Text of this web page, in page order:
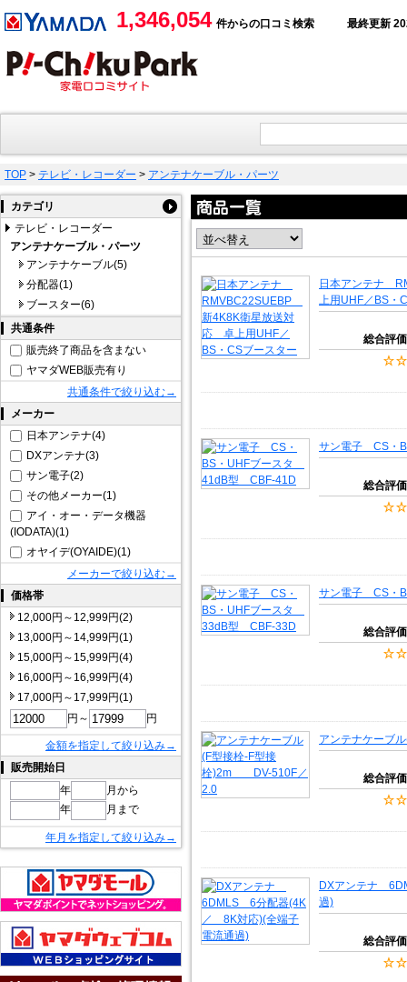
1,346,054 件からの口コミ検索 最終更新
TOP > テレビ・レコーダー > アンテナケーブル・パーツ
カテゴリ
テレビ・レコーダー
アンテナケーブル・パーツ
アンテナケーブル(5)
分配器(1)
ブースター(6)
共通条件
販売終了商品を含まない
ヤマダWEB販売有り
共通条件で絞り込む→
メーカー
日本アンテナ(4)
DXアンテナ(3)
サン電子(2)
その他メーカー(1)
アイ・オー・データ機器
(IODATA)(1)
オヤイデ(OYAIDE)(1)
メーカーで絞り込む→
価格帯
12,000円～12,999円(2)
13,000円～14,999円(1)
15,000円～15,999円(4)
16,000円～16,999円(4)
17,000円～17,999円(1)
円～
円
金額を指定して絞り込み→
販売開始日
年
月から
年
月まで
年月を指定して絞り込み→
日本アンテナ
上用UHF／BS・
総合評価
サン電子 CS・
総合評価
サン電子 CS・
総合評価
アンテナケーブ
総合評価
DXアンテナ
過)
総合評価